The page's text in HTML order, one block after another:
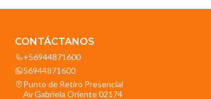
CONTÁCTANOS
+56944871600
56944871600
Punto de Retiro Presencial
Av Gabriela Oriente 02174